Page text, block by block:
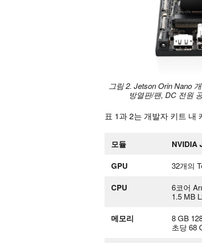
그림 2. Jetson Orin Nano
방열판/팬, DC 전원
표 1과 2는 개발자 키트 내
모듈
NVIDIA
GPU
32개의
CPU
6코어
1.5 MB
메모리
8 GB
초당 68